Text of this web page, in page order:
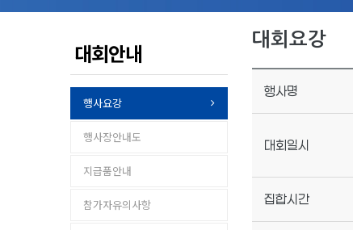
대회안내
행사요강
행사장안내도
지급품안내
참가자유의사항
대회요강
행사명
대회일시
집합시간